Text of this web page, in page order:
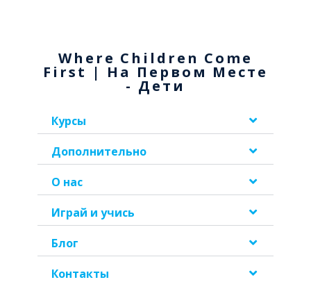
Where Children Come
First | На Первом Месте
- Дети
Курсы
Дополнительно
О нас
Играй и учись
Блог
Контакты